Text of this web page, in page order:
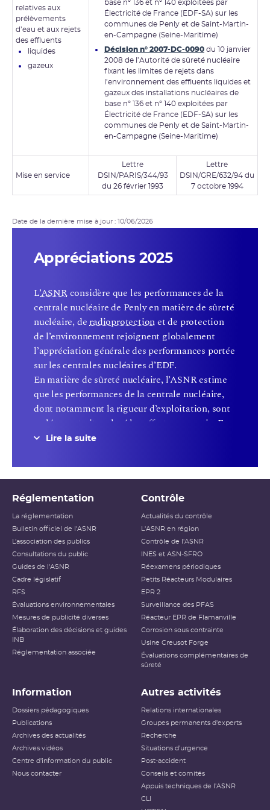
relatives aux
prélèvements
d’eau et aux rejets
des effluents
liquides
gazeux
base n° 136 et n° 140 exploitées par
Électricité de France (EDF-SA) sur les
communes de Penly et de Saint-Martin-
en-Campagne (Seine-Maritime)
Décision n° 2007-DC-0090 du 10 janvier
2008 de l’Autorité de sûreté nucléaire
fixant les limites de rejets dans
l’environnement des effluents liquides et
gazeux des installations nucléaires de
base n° 136 et n° 140 exploitées par
Électricité de France (EDF-SA) sur les
communes de Penly et de Saint-Martin-
en-Campagne (Seine-Maritime)
Mise en service
Lettre
DSIN/PARIS/344/93
du 26 février 1993
Lettre
DSIN/GRE/632/94 du
7 octobre 1994
Date de la dernière mise à jour : 10/06/2026
Appréciations 2025
L’ASNRconsidère que les performances de la
centrale nucléaire de Penly en matière de sûreté
nucléaire, deradioprotectionet de protection
de l’environnement rejoignent globalement
l’appréciation générale des performances portée
sur les centrales nucléaires d’EDF.
En matière de sûreté nucléaire, l’ASNR estime
que les performances de la centrale nucléaire,
dont notamment la rigueur d’exploitation, sont
en léger retrait malgré les efforts consentis. En
effet, de nombreux événements significatifs
notamment liés à des lacunes dans la gestion de
la configuration de l’installation (lignages ou
condamnations), à des défaillances de
communication au sein du collectif de conduite
et à un manque de rigueur dans la surveillance
de l’installation. L’ASNR estime qu’un
renforcement des actions menées sur la qualité
de la préparation des activités et des documents
associés aux activités d’exploitation courante
(essais périodiques, lignages, etc.) doit être mis
en œuvre en prenant en compte les facteurs
organisationnels et humains. Concernant la
gestion de crise, l’ASNR considère que
l’exploitant doit engager des actions afin
d’améliorer son organisation et de garantir un
crise.
En ce qui concerne la maintenance, l’ASNR
considère que l’organisation mise en place par
le site est robuste et permet de garantir la
conformité et le maintien en bon état général
des matériels. Cependant, l’ASNR a constaté
des lacunes ponctuelles dans la réalisation des
activités de maintenance, qu’il s’agisse des
Lire la suite
Réglementation
La réglementation
Bulletin officiel de l'ASNR
L’association des publics
Consultations du public
Guides de l'ASNR
Cadre législatif
RFS
Évaluations environnementales
Mesures de publicité diverses
Élaboration des décisions et guides
INB
Réglementation associée
Contrôle
Actualités du contrôle
L'ASNR en région
Contrôle de l'ASNR
INES et ASN-SFRO
Réexamens périodiques
Petits Réacteurs Modulaires
EPR 2
Surveillance des PFAS
Réacteur EPR de Flamanville
Corrosion sous contrainte
Usine Creusot Forge
Évaluations complémentaires de
sûreté
Information
Dossiers pédagogiques
Publications
Archives des actualités
Archives vidéos
Centre d'information du public
Nous contacter
Autres activités
Relations internationales
Groupes permanents d'experts
Recherche
Situations d'urgence
Post-accident
Conseils et comités
Appuis techniques de l'ASNR
CLI